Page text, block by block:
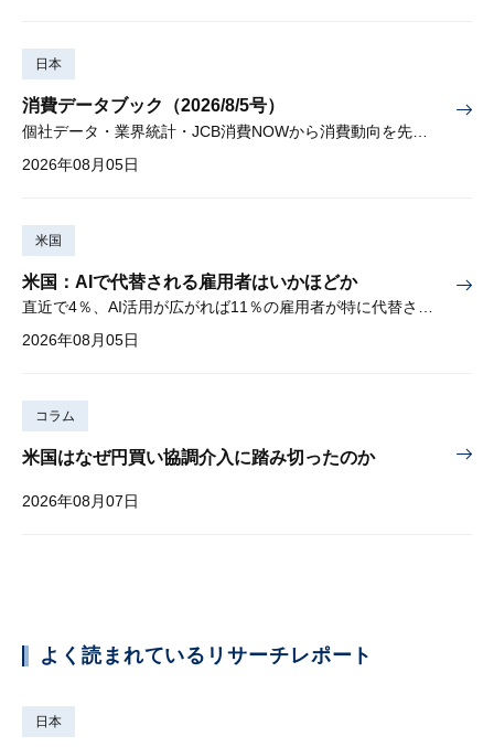
日本
消費データブック（2026/8/5号）
2026年08月05日
米国
米国：AIで代替される雇用者はいかほどか
直近で4％、AI活用が広がれば11％の雇用者が特に代替されやすい
2026年08月05日
コラム
米国はなぜ円買い協調介入に踏み切ったのか
2026年08月07日
よく読まれているリサーチレポート
日本